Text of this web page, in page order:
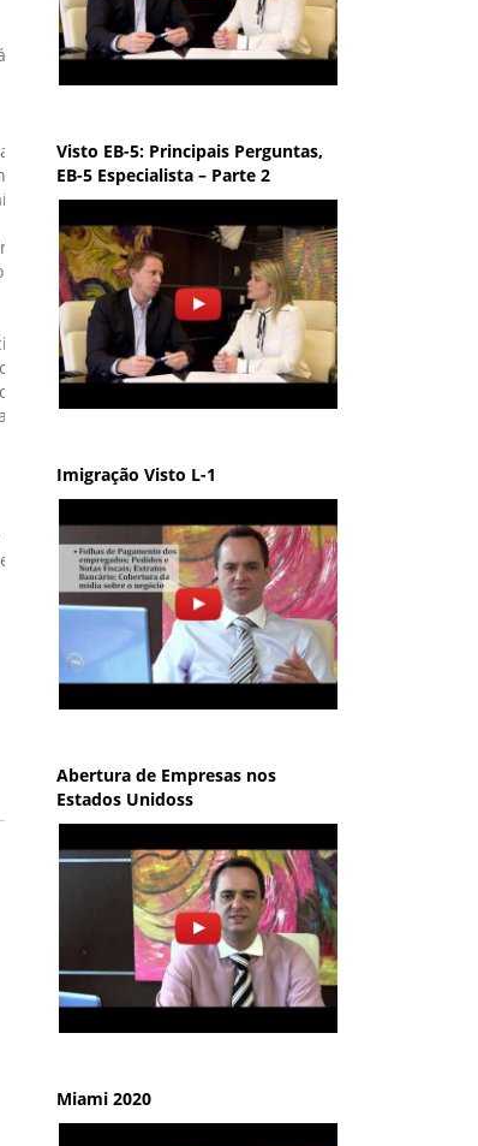
Visto EB-5: Principais Perguntas,
EB-5 Especialista – Parte 2
Imigração Visto L-1
Abertura de Empresas nos
Estados Unidoss
Miami 2020